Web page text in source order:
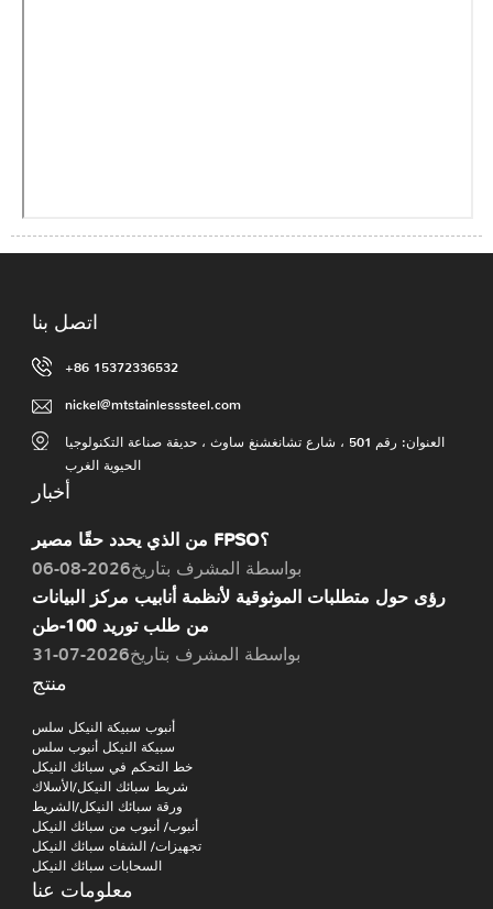
اتصل بنا
+86 15372336532
nickel@mtstainlesssteel.com
العنوان: رقم 501 ، شارع تشانغشنغ ساوث ، حديقة صناعة التكنولوجيا
الحيوية الغرب
أخبار
من الذي يحدد حقًا مصير FPSO؟
بواسطة المشرف بتاريخ2026-08-06
رؤى حول متطلبات الموثوقية لأنظمة أنابيب مركز البيانات
من طلب توريد 100-طن
بواسطة المشرف بتاريخ2026-07-31
منتج
أنبوب سبيكة النيكل سلس
سبيكة النيكل أنبوب سلس
خط التحكم في سبائك النيكل
شريط سبائك النيكل/الأسلاك
ورقة سبائك النيكل/الشريط
أنبوب/ أنبوب من سبائك النيكل
تجهيزات/ الشفاه سبائك النيكل
السحابات سبائك النيكل
معلومات عنا